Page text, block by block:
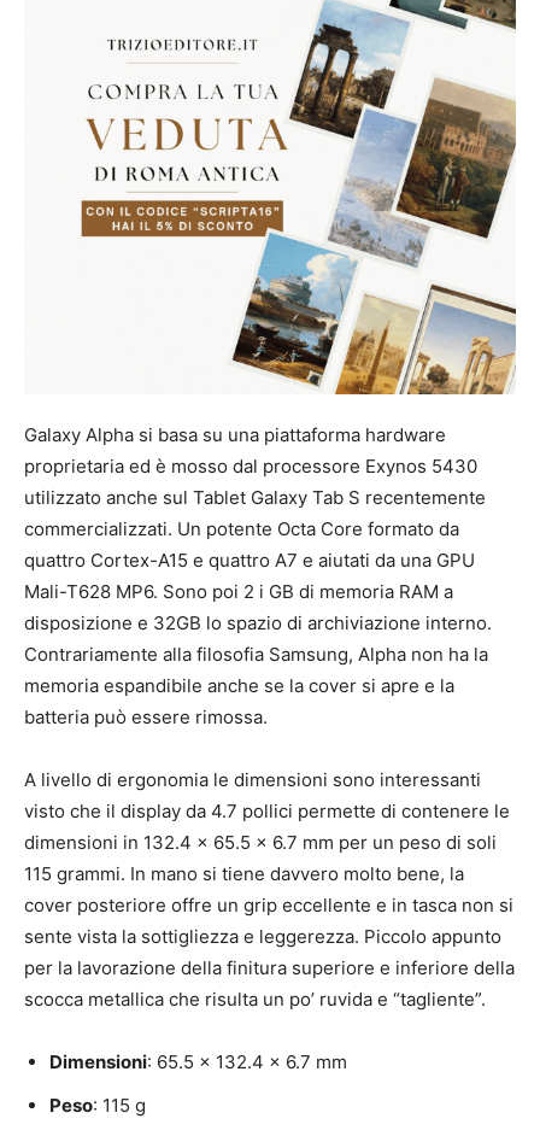
Galaxy Alpha si basa su una piattaforma hardware
proprietaria ed è mosso dal processore Exynos 5430
utilizzato anche sul Tablet Galaxy Tab S recentemente
commercializzati. Un potente Octa Core formato da
quattro Cortex-A15 e quattro A7 e aiutati da una GPU
Mali-T628 MP6. Sono poi 2 i GB di memoria RAM a
disposizione e 32GB lo spazio di archiviazione interno.
Contrariamente alla filosofia Samsung, Alpha non ha la
memoria espandibile anche se la cover si apre e la
batteria può essere rimossa.
A livello di ergonomia le dimensioni sono interessanti
visto che il display da 4.7 pollici permette di contenere le
dimensioni in 132.4 x 65.5 x 6.7 mm per un peso di soli
115 grammi. In mano si tiene davvero molto bene, la
cover posteriore offre un grip eccellente e in tasca non si
sente vista la sottigliezza e leggerezza. Piccolo appunto
per la lavorazione della finitura superiore e inferiore della
scocca metallica che risulta un po’ ruvida e “tagliente”.
Dimensioni: 65.5 x 132.4 x 6.7 mm
Peso: 115 g